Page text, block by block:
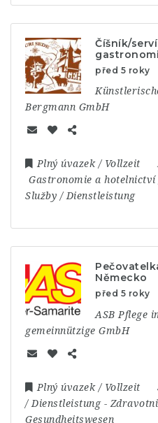
Číšník/
před 5 roky
Bergmann GmbH
Plný úvazek / Vollzeit
Gastronomie a
Služby / Dienstleistung
Německo
před 5 roky
ASB Pflege
gemeinnützige GmbH
Plný úvazek / Vollzeit
/ Dienstleistung-
Gesundheitswesen